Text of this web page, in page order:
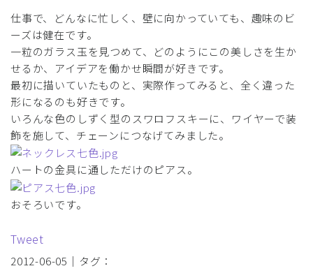
仕事で、どんなに忙しく、壁に向かっていても、趣味のビ
ーズは健在です。
一粒のガラス玉を見つめて、どのようにこの美しさを生か
せるか、アイデアを働かせ瞬間が好きです。
最初に描いていたものと、実際作ってみると、全く違った
形になるのも好きです。
いろんな色のしずく型のスワロフスキーに、ワイヤーで装
飾を施して、チェーンにつなげてみました。
ハートの金具に通しただけのピアス。
おそろいです。
Tweet
2012-06-05｜タグ：